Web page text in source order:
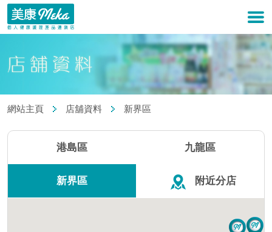
網站主頁 店舖資料 新界區
港島區 九龍區
新界區 附近分店